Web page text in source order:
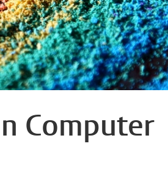
Computer